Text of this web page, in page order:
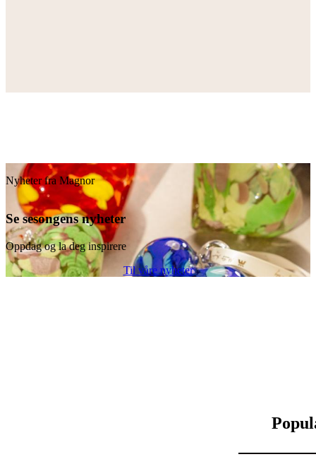
Nyheter fra Magnor
Se sesongens nyheter
Oppdag og la deg inspirere
Til våre nyheter